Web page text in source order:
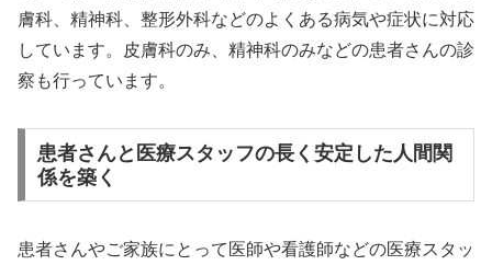
膚科、精神科、整形外科などのよくある病気や症状に対応
しています。皮膚科のみ、精神科のみなどの患者さんの診
察も行っています。
患者さんと医療スタッフの長く安定した人間関
係を築く
患者さんやご家族にとって医師や看護師などの医療スタッ